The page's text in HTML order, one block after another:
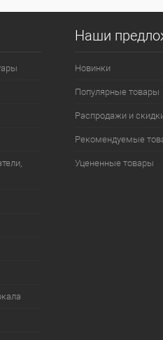
Наши
Новинки
Популярные товары
Распродажи и
Рекомендуемые
Уцененные товары